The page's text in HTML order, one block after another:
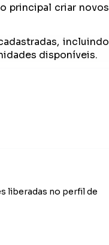
principal criar novos
incluindo
disponíveis.
liberadas no perfil de